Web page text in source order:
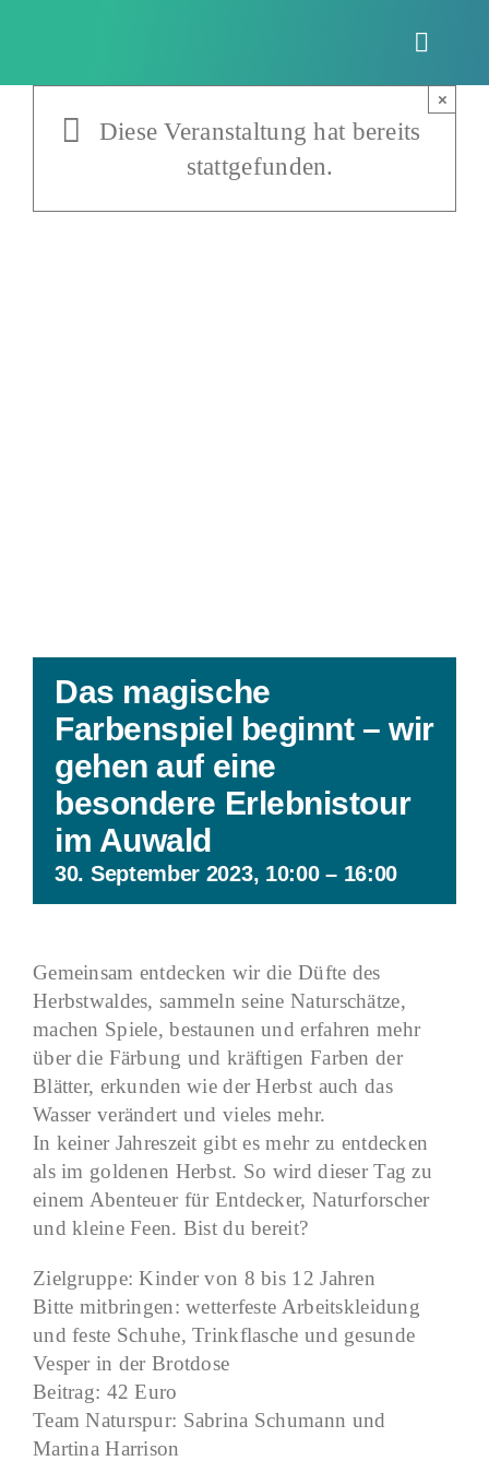
Toggle
Diese Veranstaltung hat bereits
stattgefunden.
×
Das magische
Farbenspiel beginnt – wir
gehen auf eine
besondere Erlebnistour
im Auwald
30. September 2023, 10:00– 16:00
Gemeinsam entdecken wir die Düfte des
Herbstwaldes, sammeln seine Naturschätze,
machen Spiele, bestaunen und erfahren mehr
über die Färbung und kräftigen Farben der
Blätter, erkunden wie der Herbst auch das
Wasser verändert und vieles mehr.
In keiner Jahreszeit gibt es mehr zu entdecken
als im goldenen Herbst. So wird dieser Tag zu
einem Abenteuer für Entdecker, Naturforscher
und kleine Feen. Bist du bereit?
Zielgruppe: Kinder von 8 bis 12 Jahren
Bitte mitbringen: wetterfeste Arbeitskleidung
und feste Schuhe, Trinkflasche und gesunde
Vesper in der Brotdose
Beitrag: 42 Euro
Team Naturspur: Sabrina Schumann und
Martina Harrison